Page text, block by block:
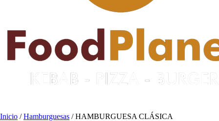
Inicio /Hamburguesas / HAMBURGUESA CLÁSICA